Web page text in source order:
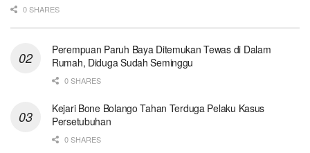
0 SHARES
Perempuan Paruh Baya Ditemukan Tewas di Dalam
Rumah, Diduga Sudah Seminggu
0 SHARES
Kejari Bone Bolango Tahan Terduga Pelaku Kasus
Persetubuhan
0 SHARES